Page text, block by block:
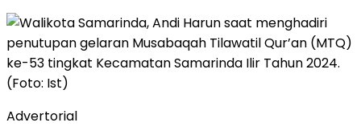
Advertorial